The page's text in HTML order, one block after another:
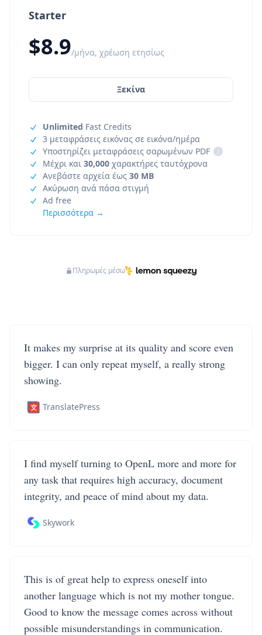
Starter
$8.9/μήνα, χρέωση ετησίως
Ξεκίνα
Unlimited Fast Credits
3 μεταφράσεις εικόνας σε εικόνα/ημέρα
Υποστηρίζει μεταφράσεις σαρωμένων PDF
i
Μέχρι και 30,000 χαρακτήρες ταυτόχρονα
Ανεβάστε αρχεία έως 30 MB
Ακύρωση ανά πάσα στιγμή
Ad free
Περισσότερα →
Πληρωμές μέσω
It makes my surprise at its quality and score even
bigger. I can only repeat myself, a really strong
showing.
TranslatePress
I find myself turning to OpenL more and more for
any task that requires high accuracy, document
integrity, and peace of mind about my data.
Skywork
This is of great help to express oneself into
another language which is not my mother tongue.
Good to know the message comes across without
possible misunderstandings in communication.